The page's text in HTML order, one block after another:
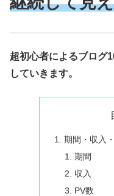
超初心者によるブログ
していきます。
期間・収入
期間
収入
PV数